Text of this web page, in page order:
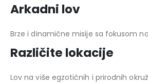
Arkadni lov
Brze i dinamične misije sa fokusom
Različite lokacije
Lov na više egzotičnih i prirodnih